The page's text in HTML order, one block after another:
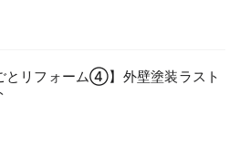
とリフォーム④】外壁塗装ラスト